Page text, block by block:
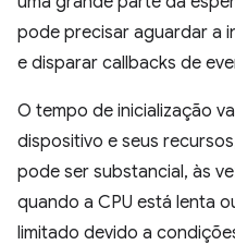
pode precisar aguardar a
e disparar callbacks de
O tempo de inicialização
dispositivo e seus
pode ser substancial, às
quando a CPU está lenta
limitado devido a